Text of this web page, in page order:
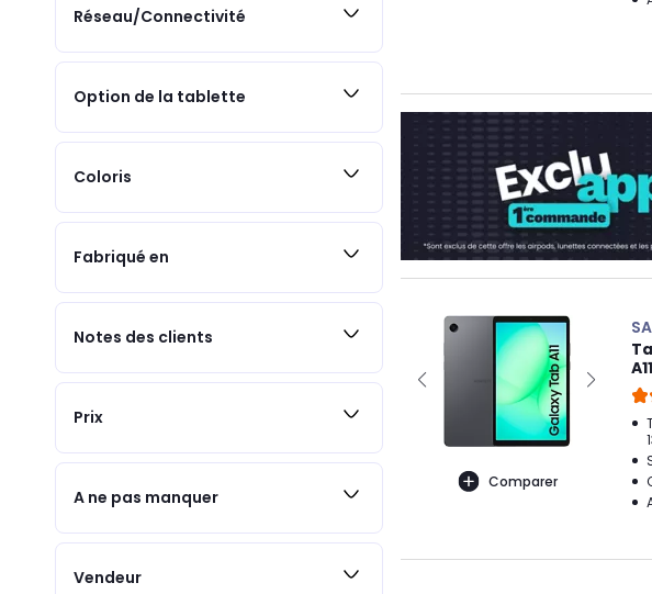
Réseau/Connectivité
Option de la tablette
Coloris
Fabriqué en
Notes des clients
Prix
A ne pas manquer
Vendeur
Comparer